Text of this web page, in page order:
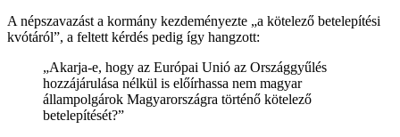
A népszavazást a kormány kezdeményezte „a kötelező betelepítési
kvótáról”, a feltett kérdés pedig így hangzott:
„Akarja-e, hogy az Európai Unió az Országgyűlés
hozzájárulása nélkül is előírhassa nem magyar
állampolgárok Magyarországra történő kötelező
betelepítését?”